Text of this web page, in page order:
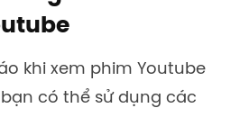
khi xem phim Youtube
có thể sử dụng các